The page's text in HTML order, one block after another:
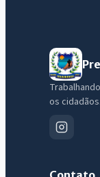
os cidadãos.